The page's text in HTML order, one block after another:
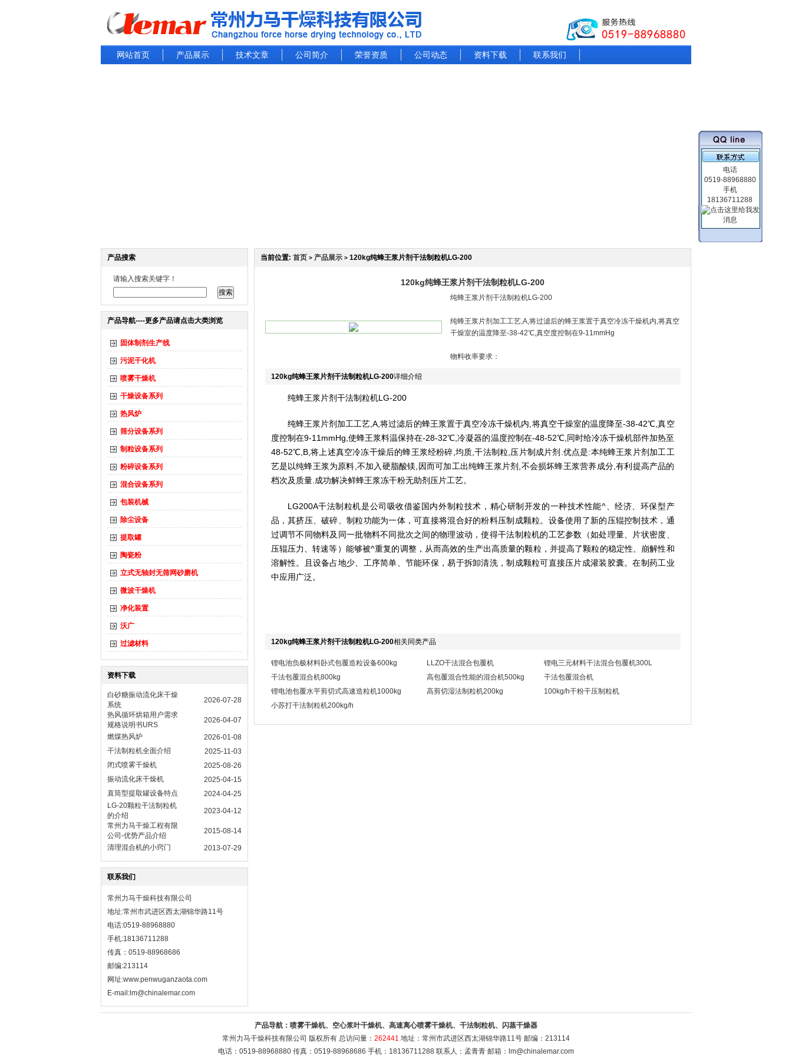
网站首页 产品展示 技术文章 公司简介 荣誉资质 公司动态 资料下载 联系我们
产品搜索
请输入搜索关键字！
产品导航----更多产品请点击大类浏览
固体制剂生产线
污泥干化机
喷雾干燥机
干燥设备系列
热风炉
筛分设备系列
制粒设备系列
粉碎设备系列
混合设备系列
包装机械
除尘设备
提取罐
陶瓷粉
立式无轴封无筛网砂磨机
微波干燥机
净化装置
沃广
过滤材料
资料下载
白砂糖振动流化床干燥
系统
2026-07-28
热风循环烘箱用户需求
规格说明书URS
2026-04-07
燃煤热风炉
2026-01-08
干法制粒机全面介绍
2025-11-03
闭式喷雾干燥机
2025-08-26
振动流化床干燥机
2025-04-15
直筒型提取罐设备特点
2024-04-25
LG-20颗粒干法制粒机
的介绍
2023-04-12
常州力马干燥工程有限
公司-优势产品介绍
2015-08-14
清理混合机的小窍门
2013-07-29
联系我们
常州力马干燥科技有限公司
地址:常州市武进区西太湖锦华路11号
电话:0519-88968880
手机:18136711288
传真：0519-88968686
邮编:213114
网址:www.penwuganzaota.com
E-mail:lm@chinalemar.com
当前位置: 首页 > 产品展示 > 120kg纯蜂王浆片剂干法制粒机LG-200
120kg纯蜂王浆片剂干法制粒机LG-200
纯蜂王浆片剂干法制粒机LG-200
纯蜂王浆片剂加工工艺,A,将过滤后的蜂王浆置于真空冷冻干燥机内,将真空
干燥室的温度降至-38-42℃,真空度控制在9-11mmHg
物料收率要求：
120kg纯蜂王浆片剂干法制粒机LG-200详细介绍
纯蜂王浆片剂干法制粒机LG-200
纯蜂王浆片剂加工工艺,A,将过滤后的蜂王浆置于真空冷冻干燥机内,将真空干燥室的温度降至-38-42℃,真空
度控制在9-11mmHg,使蜂王浆料温保持在-28-32℃,冷凝器的温度控制在-48-52℃,同时给冷冻干燥机部件加热至
48-52℃,B,将上述真空冷冻干燥后的蜂王浆经粉碎,均质,干法制粒,压片制成片剂.优点是:本纯蜂王浆片剂加工工
艺是以纯蜂王浆为原料,不加入硬脂酸镁,因而可加工出纯蜂王浆片剂,不会损坏蜂王浆营养成分,有利提高产品的
档次及质量.成功解决鲜蜂王浆冻干粉无助剂压片工艺。
LG200A干法制粒机是公司吸收借鉴国内外制粒技术，精心研制开发的一种技术性能^、经济、环保型产
品，其挤压、破碎、制粒功能为一体，可直接将混合好的粉料压制成颗粒。设备使用了新的压辊控制技术，通
过调节不同物料及同一批物料不同批次之间的物理波动，使得干法制粒机的工艺参数（如处理量、片状密度、
压辊压力、转速等）能够被^重复的调整，从而高效的生产出高质量的颗粒，并提高了颗粒的稳定性、崩解性和
溶解性。且设备占地少、工序简单、节能环保，易于拆卸清洗，制成颗粒可直接压片成灌装胶囊。在制药工业
中应用广泛。
120kg纯蜂王浆片剂干法制粒机LG-200相关同类产品
锂电池负极材料卧式包覆造粒设备600kg LLZO干法混合包覆机
锂电三元材料干法混合包覆机300L
干法包覆混合机800kg
高包覆混合性能的混合机500kg
干法包覆混合机
锂电池包覆水平剪切式高速造粒机1000kg
高剪切湿法制粒机200kg
100kg/h干粉干压制粒机
小苏打干法制粒机200kg/h
产品导航： 喷雾干燥机、空心浆叶干燥机、高速离心喷雾干燥机、干法制粒机、闪蒸干燥器
常州力马干燥科技有限公司 版权所有 总访问量： 262441 地址：常州市武进区西太湖锦华路11号 邮编：213114
电话：0519-88968880 传真：0519-88968686 手机：18136711288 联系人：孟青青 邮箱： lm@chinalemar.com
电话
0519-88968880
手机
18136711288